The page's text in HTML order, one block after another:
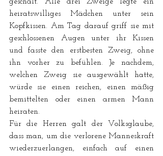
heiratswilliges Mädchen unter sein
Kopfkissen. Am Tag darauf griff sie mit
geschlossenen Augen unter ihr Kissen
und fasste den erstbesten Zweig, ohne
ihn vorher zu befühlen. Je nachdem,
welchen Zweig sie ausgewählt hatte,
würde sie einen reichen, einen mäßig
bemittelten oder einen armen Mann
heiraten.
Für die Herren galt der Volksglaube,
dass man, um die verlorene Manneskraft
wiederzuerlangen, einfach auf einen